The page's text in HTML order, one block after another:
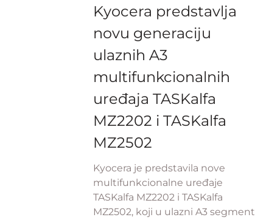
Kyocera predstavlja
novu generaciju
ulaznih A3
multifunkcionalnih
uređaja TASKalfa
MZ2202 i TASKalfa
MZ2502
Kyocera je predstavila nove
multifunkcionalne uređaje
TASKalfa MZ2202 i TASKalfa
MZ2502, koji u ulazni A3 segment